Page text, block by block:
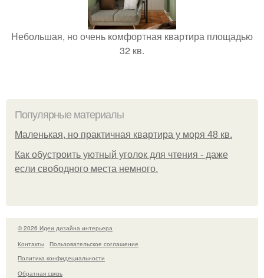
Небольшая, но очень комфортная квартира площадью
32 кв.
Популярные материалы
Маленькая, но практичная квартира у моря 48 кв.
Как обустроить уютный уголок для чтения - даже
если свободного места немного.
© 2026 Идеи дизайна интерьера
Контакты
Пользовательское соглашение
Политика конфидециальности
Обратная связь